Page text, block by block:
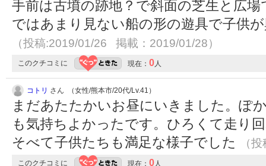
手前は古墳の跡地？で斜面の芝生と広
ではあまり見ない船の形の遊具で子供
（投稿:2019/01/26 掲載：2019/01/28）
このクチコミに 現在： 0人
コトリ さん （女性/熊本市/20代/Lv.41）
まだあたたかいお昼にいきました。ぽ
も気持ちよかったです。ひろくて走り
そべて子供たちも満足な様子でした
（
このクチコミに 現在： 0人